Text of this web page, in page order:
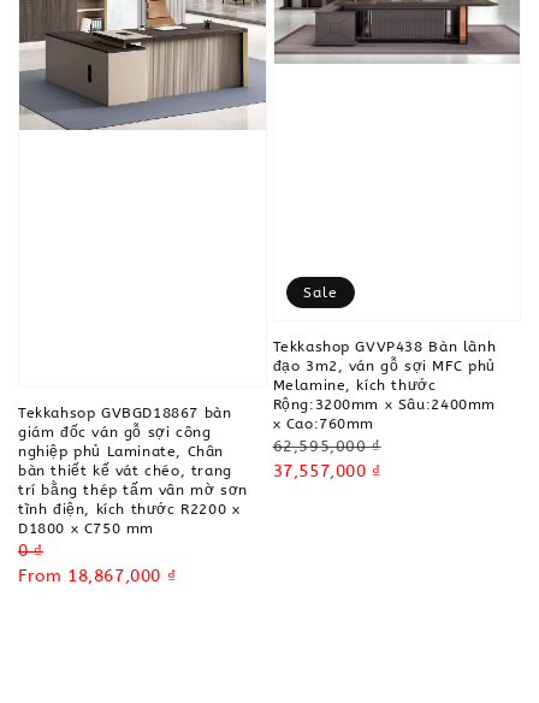
Tekkahsop GVBGD18867 bàn
giám đốc ván gỗ sợi công
nghiệp phủ Laminate, Chân
bàn thiết kế vát chéo, trang
trí bằng thép tấm vân mờ sơn
tĩnh điện, kích thước R2200 x
D1800 x C750 mm
Regular
price
0 ₫
Sale
From 18,867,000 ₫
Sale
Tekkashop GVVP438 Bàn lãnh
đạo 3m2, ván gỗ sợi MFC phủ
Melamine, kích thước
Rộng:3200mm x Sâu:2400mm
x Cao:760mm
Regular
price
62,595,000 ₫
Sale
37,557,000 ₫